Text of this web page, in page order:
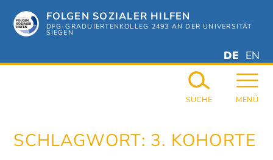
Hauptinhalt
springen
FOLGEN SOZIALER HILFEN
DFG-GRADUIERTENKOLLEG 2493 AN DER UNIVERSITÄT
SIEGEN
DEUTSCH
GERMAN
DE EN
MENÜ
SUCHE
SCHLAGWORT: 3. KOHORTE